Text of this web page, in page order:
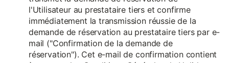
l'Utilisateur au prestataire tiers et confirme
immédiatement la transmission réussie de la
demande de réservation au prestataire tiers par e-
mail ("Confirmation de la demande de
réservation"). Cet e-mail de confirmation contient